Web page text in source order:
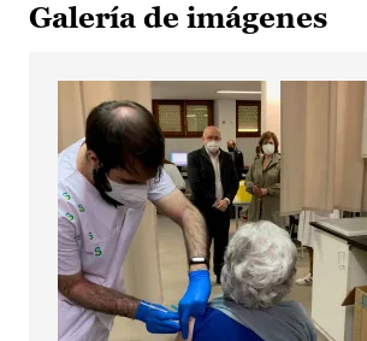
Galería de imágenes